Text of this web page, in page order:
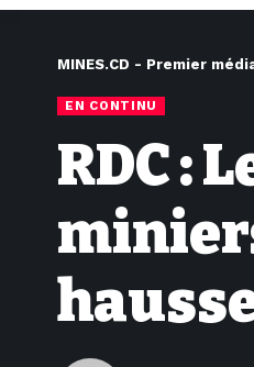
MINES.CD - Premier
EN CONTINU
RDC :